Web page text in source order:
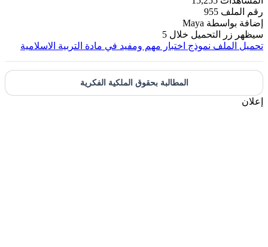
رقم الملف 955
إضافة بواسطة Maya
سيظهر زر التحميل خلال 5
تحميل الملف نموذج اختبار مهم ومفيد في مادة التربية الاسلامية
المطالبة بحقوق الملكية الفكرية
إعلان